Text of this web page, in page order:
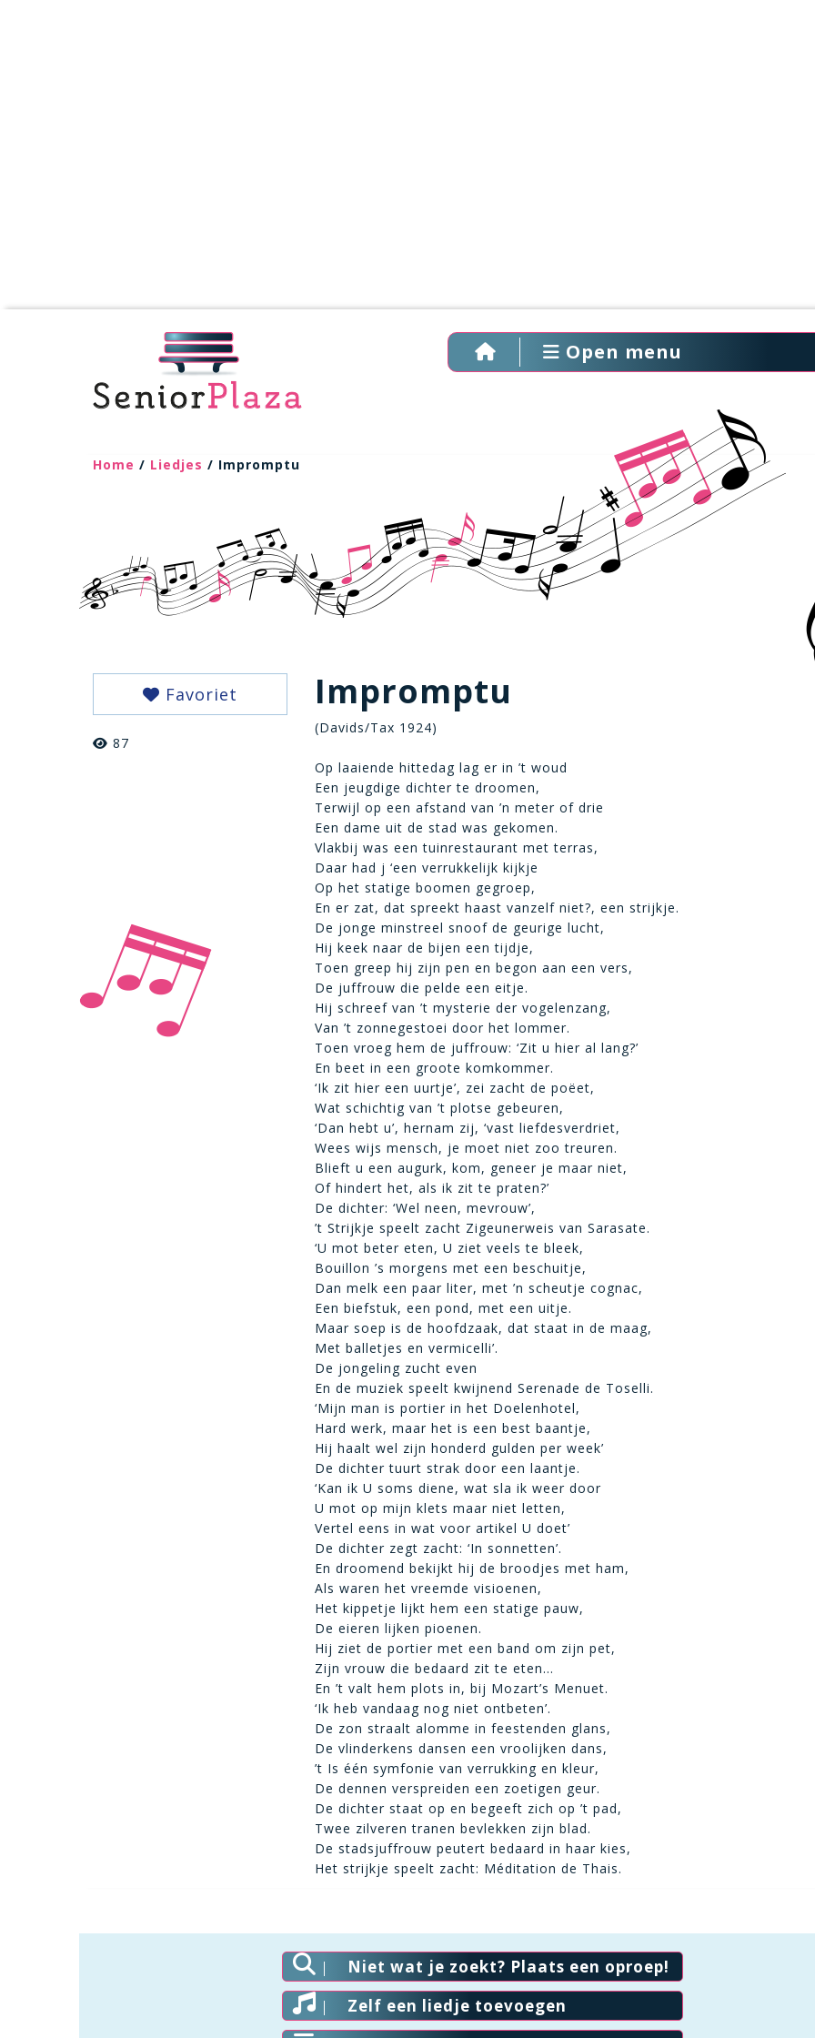
Open menu
Home / Liedjes / Impromptu
Favoriet
87
Impromptu
(Davids/Tax 1924)
Op laaiende hittedag lag er in ’t woud
Een jeugdige dichter te droomen,
Terwijl op een afstand van ’n meter of drie
Een dame uit de stad was gekomen.
Vlakbij was een tuinrestaurant met terras,
Daar had j ‘een verrukkelijk kijkje
Op het statige boomen gegroep,
En er zat, dat spreekt haast vanzelf niet?, een strijkje.
De jonge minstreel snoof de geurige lucht,
Hij keek naar de bijen een tijdje,
Toen greep hij zijn pen en begon aan een vers,
De juffrouw die pelde een eitje.
Hij schreef van ’t mysterie der vogelenzang,
Van ’t zonnegestoei door het lommer.
Toen vroeg hem de juffrouw: ‘Zit u hier al lang?’
En beet in een groote komkommer.
‘Ik zit hier een uurtje’, zei zacht de poëet,
Wat schichtig van ’t plotse gebeuren,
‘Dan hebt u’, hernam zij, ‘vast liefdesverdriet,
Wees wijs mensch, je moet niet zoo treuren.
Blieft u een augurk, kom, geneer je maar niet,
Of hindert het, als ik zit te praten?’
De dichter: ‘Wel neen, mevrouw’,
’t Strijkje speelt zacht Zigeunerweis van Sarasate.
‘U mot beter eten, U ziet veels te bleek,
Bouillon ’s morgens met een beschuitje,
Dan melk een paar liter, met ’n scheutje cognac,
Een biefstuk, een pond, met een uitje.
Maar soep is de hoofdzaak, dat staat in de maag,
Met balletjes en vermicelli’.
De jongeling zucht even
En de muziek speelt kwijnend Serenade de Toselli.
‘Mijn man is portier in het Doelenhotel,
Hard werk, maar het is een best baantje,
Hij haalt wel zijn honderd gulden per week’
De dichter tuurt strak door een laantje.
‘Kan ik U soms diene, wat sla ik weer door
U mot op mijn klets maar niet letten,
Vertel eens in wat voor artikel U doet’
De dichter zegt zacht: ‘In sonnetten’.
En droomend bekijkt hij de broodjes met ham,
Als waren het vreemde visioenen,
Het kippetje lijkt hem een statige pauw,
De eieren lijken pioenen.
Hij ziet de portier met een band om zijn pet,
Zijn vrouw die bedaard zit te eten…
En ’t valt hem plots in, bij Mozart’s Menuet.
‘Ik heb vandaag nog niet ontbeten’.
De zon straalt alomme in feestenden glans,
De vlinderkens dansen een vroolijken dans,
’t Is één symfonie van verrukking en kleur,
De dennen verspreiden een zoetigen geur.
De dichter staat op en begeeft zich op ’t pad,
Twee zilveren tranen bevlekken zijn blad.
De stadsjuffrouw peutert bedaard in haar kies,
Het strijkje speelt zacht: Méditation de Thais.
Niet wat je zoekt? Plaats een oproep!
Zelf een liedje toevoegen